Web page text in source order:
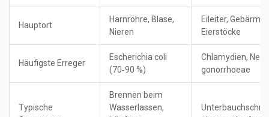
Hauptort
Harnröhre, Blase,
Nieren
Eileiter,
Eierstöcke
Häufigste Erreger
Escherichia coli
(70‑90 %)
Chlamydien,
gonorrhoeae
Typische
Brennen beim
Wasserlassen,